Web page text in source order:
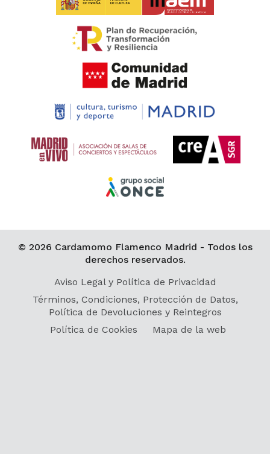
© 2026 Cardamomo Flamenco Madrid - Todos los
derechos reservados.
Aviso Legal y Política de Privacidad
Términos, Condiciones, Protección de Datos,
Política de Devoluciones y Reintegros
Política de Cookies
Mapa de la web